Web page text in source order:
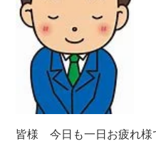
皆様 今日も一日お疲れ様